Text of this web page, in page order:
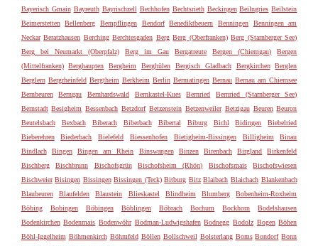
Bayerisch Gmain Bayreuth Bayrischzell Bechhofen Bechtsrieth Beckingen Beilngries Beilstein
Beimerstetten
Bellenberg Bempflingen Bendorf Benediktbeuern Benningen
Benningen am
Neckar Beratzhausen Berching Berchtesgaden Berg Berg (Oberfranken) Berg (Starnberger See)
Berg bei Neumarkt (Oberpfalz)
Berg im Gau Bergatreute Bergen (Chiemgau)
Bergen
(Mittelfranken)
Berghaupten Bergheim Berghülen Bergisch Gladbach Bergkirchen
Berglen
Berglern Bergrheinfeld Bergtheim Berkheim Berlin Bermatingen Bernau Bernau am Chiemsee
Bernbeuren
Berngau Bernhardswald Bernkastel-Kues Bernried
Bernried (Starnberger See)
Bernstadt Besigheim Bessenbach Betzdorf Betzenstein Betzenweiler Betzigau Beuren Beuron
Beutelsbach
Bexbach Biberach Biberbach Bibertal Biburg Bichl Bidingen
Biebelried
Bieberehren
Biederbach Bielefeld Biessenhofen Bietigheim-Bissingen Billigheim
Binau
Bindlach
Bingen Bingen am Rhein Binswangen Binzen Birenbach Birgland
Birkenfeld
Bischberg
Bischbrunn Bischofsgrün Bischofsheim (Rhön) Bischofsmais
Bischofswiesen
Bischweier Bisingen Bissingen Bissingen (Teck) Bitburg Bitz Blaibach Blaichach Blankenbach
Blaubeuren
Blaufelden Blaustein Blieskastel Blindheim Blumberg
Bobenheim-Roxheim
Böbing
Bobingen Böbingen Böblingen Böbrach Bochum Bockhorn
Bodelshausen
Bodenkirchen Bodenmais Bodenwöhr Bodman-Ludwigshafen Bodnegg Bodolz Bogen Böhen
Böhl-Iggelheim Böhmenkirch Böhmfeld Böllen Bollschweil Bolsterlang Boms Bondorf Bonn